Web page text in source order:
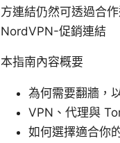
方連結仍然可透過合
NordVPN-促銷連結
本指南內容概要
為何需要翻牆，
VPN、代理與
如何選擇適合你